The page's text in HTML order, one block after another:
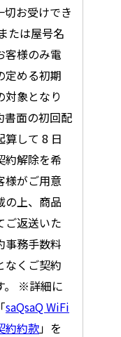
切お受けでき
たは屋号名
客様のみ電
定める初期
対象となり
書面の初回配
算して 8 ⽇
約解除を希
様がご⽤意
の上、商品
ご返送いた
事務手数料
なくご契約
。 ※詳細に
saQsaQ WiFi
約約款」を